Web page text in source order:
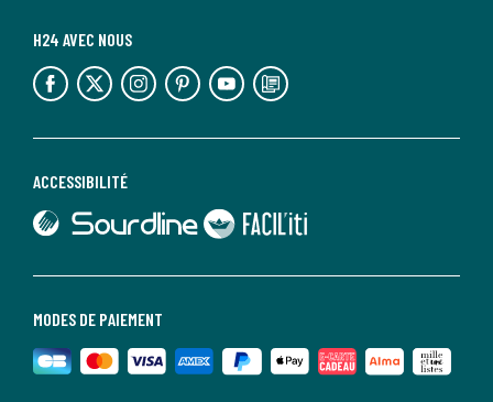
MODES DE PAIEMENT
ACCESSIBILITÉ
lien vers Sourdline
lien vers Faciliti
H24 AVEC NOUS
lien vers l'espace réseaux sociaux lien vers l'espace réseaux sociaux lien vers l'espace réseaux sociaux lien vers l'espace réseaux sociaux lien vers l'espace réseaux sociaux lien vers le blog la redoute